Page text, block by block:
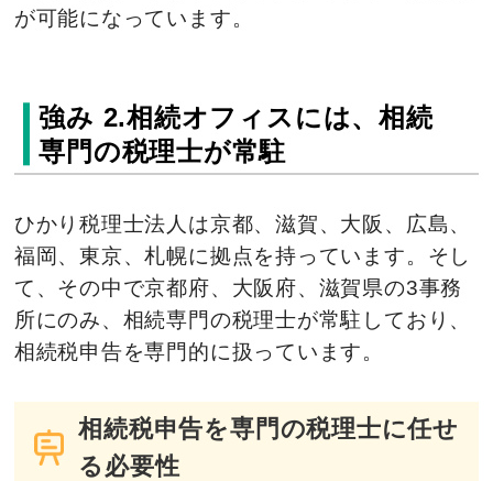
が可能になっています。
強み 2.相続オフィスには、相続
専門の税理士が常駐
ひかり税理士法人は京都、滋賀、大阪、広島、
福岡、東京、札幌に拠点を持っています。そし
て、その中で京都府、大阪府、滋賀県の3事務
所にのみ、相続専門の税理士が常駐しており、
相続税申告を専門的に扱っています。
相続税申告を専門の税理士に任せ
る必要性